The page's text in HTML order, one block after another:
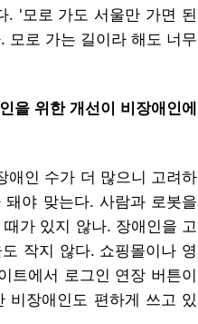
. '모로 가도 서울만 가면 된
모로 가는 길이라 해도 너무
을 위한 개선이 비장애인에
애인 수가 더 많으니 고려하
야 맞는다. 사람과 로봇을
가 있지 않나. 장애인을 고
작지 않다. 쇼핑몰이나 영
트에서 로그인 연장 버튼이
비장애인도 편하게 쓰고 있